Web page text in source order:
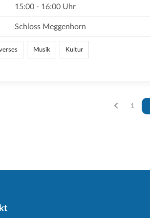
15:00 - 16:00 Uhr
Schloss Meggenhorn
Musik Kultur
Vous
1